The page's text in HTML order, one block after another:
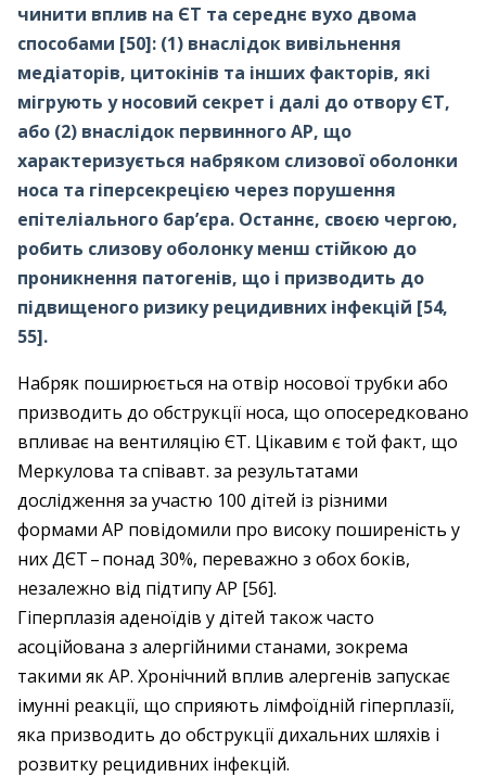
чинити вплив на ЄТ та середнє вухо двома
способами [50]: (1) внаслідок вивільнення
медіаторів, цитокінів та інших факторів, які
мігрують у носовий секрет і далі до отвору ЄТ,
або (2) внаслідок первинного АР, що
характеризується набряком слизової оболонки
носа та гіперсекрецією через порушення
епітеліального бар’єра. Останнє, своєю чергою,
робить слизову оболонку менш стійкою до
проникнення патогенів, що і призводить до
підвищеного ризику рецидивних інфекцій [54,
55].
Набряк поширюється на отвір носової трубки або
призводить до обструкції носа, що опосередковано
впливає на вентиляцію ЄТ. Цікавим є той факт, що
Меркулова та співавт. за результатами
дослідження за участю 100 дітей із різними
формами АР повідомили про високу поширеність у
них ДЄТ – ​понад 30%, переважно з обох боків,
незалежно від підтипу АР [56].
Гіперплазія аденоїдів у дітей також часто
асоційована з алергійними станами, зокрема
такими як АР. Хронічний вплив алергенів запускає
імунні реакції, що сприяють лімфоїдній гіперплазії,
яка призводить до обструкції дихальних шляхів і
розвитку рецидивних інфекцій.